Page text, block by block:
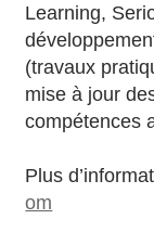
Learning,
(travaux
mise à jour
compétences
Plus
om